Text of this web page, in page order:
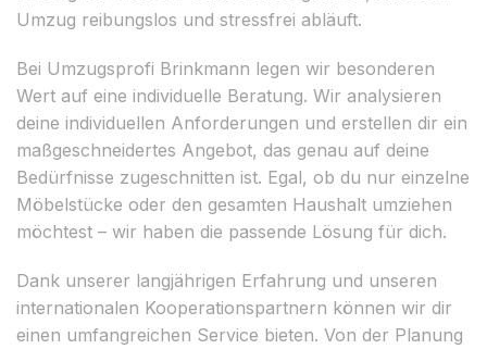
Umzug reibungslos und stressfrei abläuft.
Bei Umzugsprofi Brinkmann legen wir besonderen
Wert auf eine individuelle Beratung. Wir analysieren
deine individuellen Anforderungen und erstellen dir ein
maßgeschneidertes Angebot, das genau auf deine
Bedürfnisse zugeschnitten ist. Egal, ob du nur einzelne
Möbelstücke oder den gesamten Haushalt umziehen
möchtest – wir haben die passende Lösung für dich.
Dank unserer langjährigen Erfahrung und unseren
internationalen Kooperationspartnern können wir dir
einen umfangreichen Service bieten. Von der Planung